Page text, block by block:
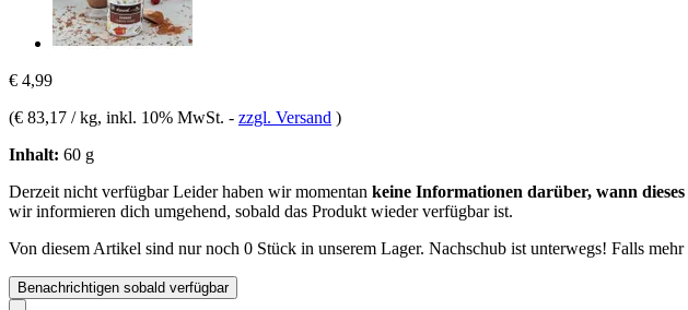
€ 4,99
(€ 83,17 / kg, inkl. 10% MwSt. - zzgl. Versand )
Inhalt: 60 g
Derzeit nicht verfügbarLeider haben wir momentan keine Informationen darüber, wann
wir informieren dich umgehend, sobald das Produkt wieder verfügbar ist.
Von diesem Artikel sind nur noch 0 Stück in unserem Lager. Nachschub ist unterwegs! Falls
Benachrichtigen sobald verfügbar